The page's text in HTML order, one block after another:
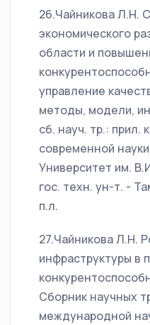
26.Чайникова Л.Н.
экономического
области и
управление
методы, модели,
сб. науч. тр.: прил.
современной науки
Университет им.
гос. техн. ун-т. -
п.л.
27.Чайникова Л.Н.
инфраструктуры в
Сборник научных
международной